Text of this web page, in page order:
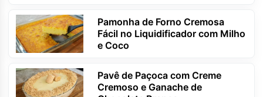
Pamonha de Forno Cremosa
Fácil no Liquidificador com Milho
e Coco
Pavê de Paçoca com Creme
Cremoso e Ganache de